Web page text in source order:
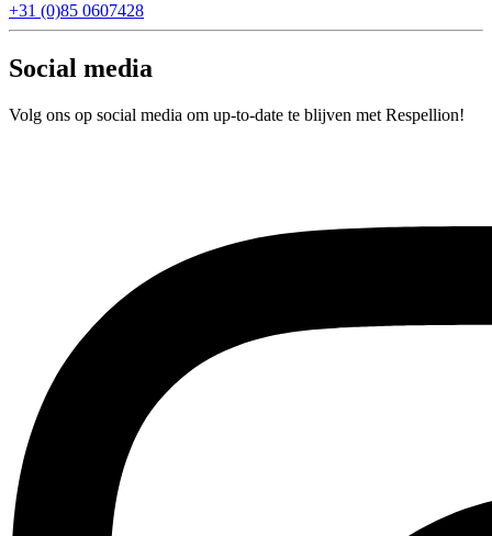
+31 (0)85 0607428
Social media
Volg ons op social media om up-to-date te blijven met Respellion!